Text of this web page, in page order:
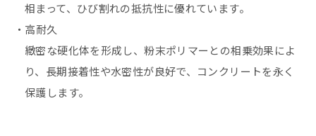
相まって、ひび割れの抵抗性に優れています。
・高耐久
緻密な硬化体を形成し、粉末ポリマーとの相乗効果によ
り、長期接着性や水密性が良好で、コンクリートを永く
保護します。